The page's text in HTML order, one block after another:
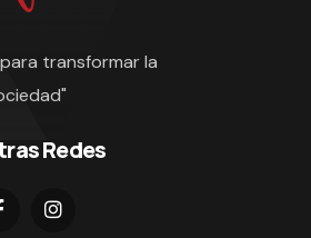
transformar la
Redes